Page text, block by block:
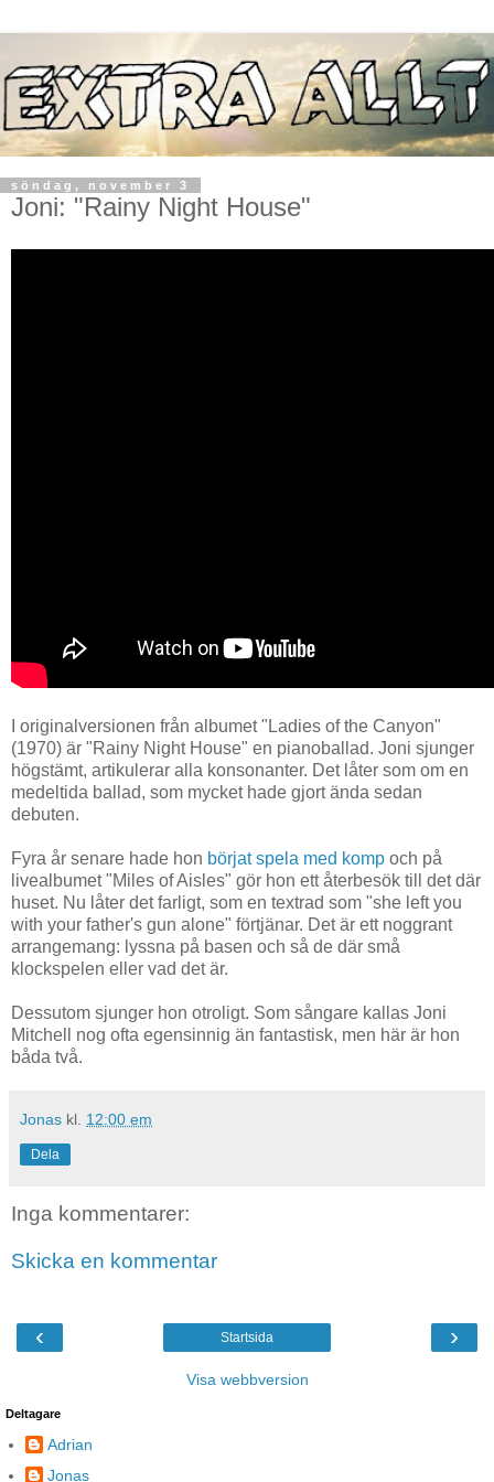
söndag, november 3
Joni: "Rainy Night House"
I originalversionen från albumet "Ladies of the Canyon"
(1970) är "Rainy Night House" en pianoballad. Joni sjunger
högstämt, artikulerar alla konsonanter. Det låter som om en
medeltida ballad, som mycket hade gjort ända sedan
debuten.
Fyra år senare hade hon börjat spela med komp och på
livealbumet "Miles of Aisles" gör hon ett återbesök till det där
huset. Nu låter det farligt, som en textrad som "she left you
with your father's gun alone" förtjänar. Det är ett noggrant
arrangemang: lyssna på basen och så de där små
klockspelen eller vad det är.
Dessutom sjunger hon otroligt. Som sångare kallas Joni
Mitchell nog ofta egensinnig än fantastisk, men här är hon
båda två.
Jonas kl. 12:00 em
Dela
Inga kommentarer:
Skicka en kommentar
‹ ›
Startsida
Visa webbversion
Deltagare
Adrian
Jonas